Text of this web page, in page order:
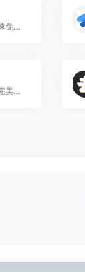
在线去水印，帮助快速免费去除图片上的文字、水印和标志
在线水印去除器可以完美地消除图像中的水印